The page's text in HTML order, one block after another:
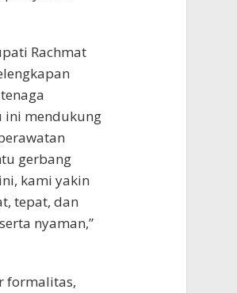
Rachmat
ini mendukung
gerbang
kami yakin
tepat, dan
nyaman,”
formalitas,